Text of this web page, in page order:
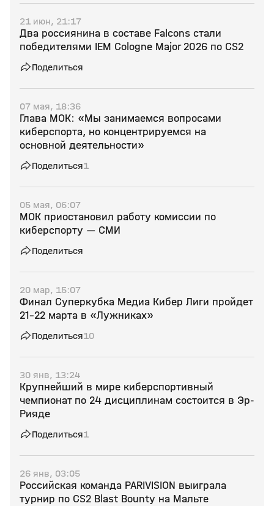
21 июн, 21:17
Два россиянина в составе Falcons стали
победителями IEM Cologne Major 2026 по CS2
Поделиться
07 мая, 18:36
Глава МОК: «Мы занимаемся вопросами
киберспорта, но концентрируемся на
основной деятельности»
Поделиться1
05 мая, 06:07
МОК приостановил работу комиссии по
киберспорту — СМИ
Поделиться
20 мар, 15:07
Финал Суперкубка Медиа Кибер Лиги пройдет
21–22 марта в «Лужниках»
Поделиться10
30 янв, 13:24
Крупнейший в мире киберспортивный
чемпионат по 24 дисциплинам состоится в Эр-
Рияде
Поделиться1
26 янв, 03:05
Российская команда PARIVISION выиграла
турнир по CS2 Blast Bounty на Мальте